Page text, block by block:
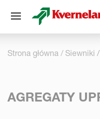
Strona główna Siewniki
AGREGATY
Panel zarządzania plikami